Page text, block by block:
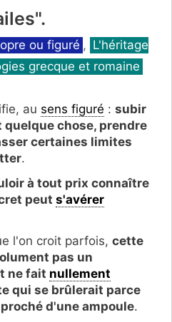
ou figuré , L'héritage
grecque et romaine
au sens figuré : subir
chose, prendre
certaines limites
.
à tout prix connaître
peut s'avérer
l'on croit parfois, cette
pas un
ne fait nullement
qui se brûlerait parce
d'une ampoule.